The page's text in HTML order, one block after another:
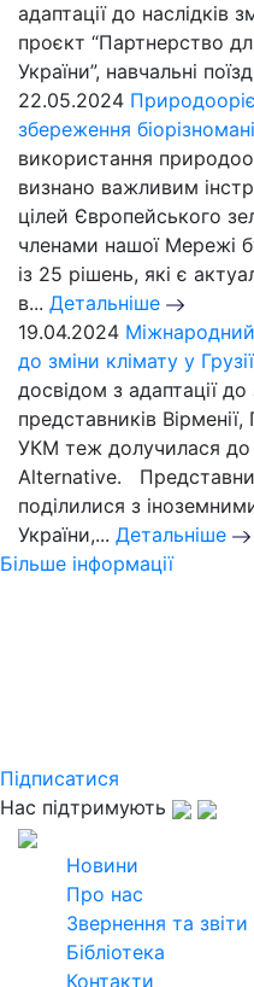
адаптації до наслідків
проєкт “Партнерство
України”, навчальні
22.05.2024
збереження
використання
визнано важливим
цілей Європейського
членами нашої Мережі
із 25 рішень, які є
в... Детальніше
19.04.2024 Міжнародний
до зміни клімату у Грузії
досвідом з адаптації
представників
УКМ теж долучилася до
Alternative.
поділилися з
України,... Детальніше
Більше інформації
Підписатися
Нас підтримують
Новини
Про нас
Звернення та звіти
Бібліотека
Контакти